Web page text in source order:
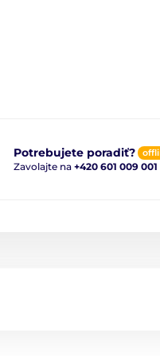
Potrebujete poradiť?
Zavolajte na +420 601 009 001